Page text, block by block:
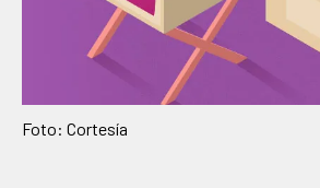
Foto: Cortesía